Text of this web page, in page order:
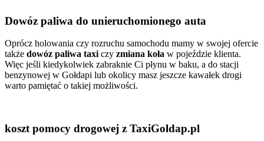
Dowóz paliwa do unieruchomionego auta
Oprócz holowania czy rozruchu samochodu mamy w swojej ofercie
także dowóz paliwa taxiczy zmiana koła w pojeździe klienta.
Więc jeśli kiedykolwiek zabraknie Ci płynu w baku, a do stacji
benzynowej w Gołdapi lub okolicy masz jeszcze kawałek drogi
warto pamiętać o takiej możliwości.
koszt pomocy drogowej z TaxiGoldap.pl